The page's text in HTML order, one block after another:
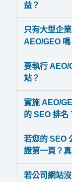
益？
只有大型企
AEO/GEO 嗎
要執行 AEO/
站？
實施 AEO/
的 SEO 排名
若您的 SEO
證第一頁？
若公司網站